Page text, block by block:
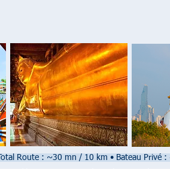
Route : ~30 mn / 10 km • Bateau Privé